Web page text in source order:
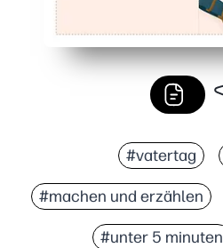
#vatertag
#machen und erzählen
#unter 5 minuten